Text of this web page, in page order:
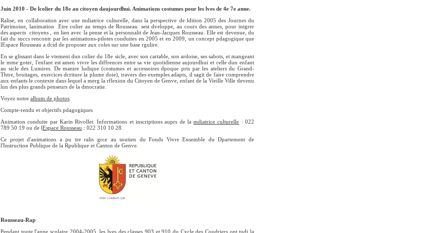
Juin 2010 - De lcolier du 18e au citoyen daujourdhui. Animations costumes pour les lves de 4e 7e anne.
Ralise, en collaboration avec une mdiatrice culturelle, dans la perspective de ldition 2005 des Journes du
Patrimoine, lanimation Etre colier au temps de Rousseau sest dveloppe, au cours des annes, pour intgrer
des aspects citoyens , en lien avec la pense et la personnalit de Jean-Jacques Rousseau. Elle est devenue, du
fait du succs rencontr par les animations-pilotes conduites en 2005 et en 2009, un concept pdagogique que
lEspace Rousseau a dcid de proposer aux coles sur une base rgulire.
En se glissant dans le vtement dun colier du 18e sicle, avec son cartable, son ardoise, ses sabots, et mangeant
le mme goter, l'enfant est amen vivre les diffrences entre sa vie quotidienne aujourdhui et celle dun enfant
au sicle des Lumires. De manire ludique (costumes et accessoires dpoque prts par les ateliers du Grand-
Thtre, bruitages, exercices dcriture la plume doie), travers des exemples adapts, il sagit de faire comprendre
aux enfants le contexte dans lequel a merg la rflexion du Citoyen de Genve, enfant de la Vieille Ville devenu
lun des plus grands penseurs de la dmocratie.
Voyez notre album de photos
Compte-rendu et objectifs pdagogiques
Animation conduite par Karin Rivollet. Informations et inscriptions auprs de lamdiatrice culturelle : 022
789 50 19 ou de lEspace Rousseau : 022 310 10 28.
Ce projet d'animations a pu tre ralis grce au soutien du Fonds Vivre Ensemble du Dpartement de
l'Instruction Publique de la Rpublique et Canton de Genve.
Rousseau-Rap
Pendant toute l'anne scolaire 2004-2005, les lves des classes 903 et 910 du Cycle des Coudriers ont tudi la